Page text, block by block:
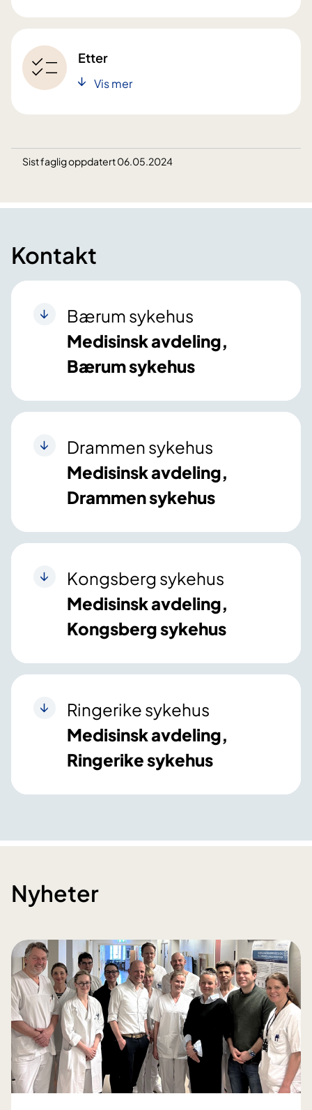
Etter
Vis mer
Sist faglig oppdatert 06.05.2024
Kontakt
Bærum sykehus
Medisinsk avdeling,
Bærum sykehus
Drammen sykehus
Medisinsk avdeling,
Drammen sykehus
Kongsberg sykehus
Medisinsk avdeling,
Kongsberg sykehus
Ringerike sykehus
Medisinsk avdeling,
Ringerike sykehus
Nyheter